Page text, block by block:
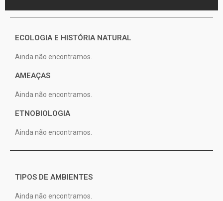
ECOLOGIA E HISTÓRIA NATURAL
Ainda não encontramos.
AMEAÇAS
Ainda não encontramos.
ETNOBIOLOGIA
Ainda não encontramos.
TIPOS DE AMBIENTES
Ainda não encontramos.